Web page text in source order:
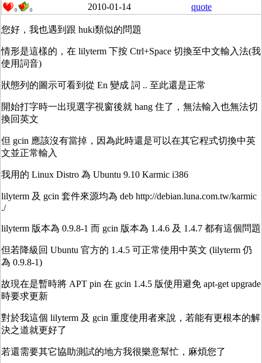
0 0 2010-01-14 quote
您好，我也遇到跟 huki類似的問題
情形是這樣的，在 lilyterm 下按 Ctrl+Space 切換至中文輸入法(我
使用詞音)
狀態列的圖示可看到從 En 變成 詞 .. 至此還是正常
開始打字時一出現選字視窗後就 hang 住了，無法輸入也無法切
換回英文
但 gcin 應該沒有當掉，因為此時還是可以在其它程式切換中英
文並正常輸入
我用的 Linux Distro 為 Ubuntu 9.10 Karmic i386
lilyterm 及 gcin 套件來源均為 deb http://debian.luna.com.tw/karmic
./
lilyterm 版本為 0.9.8-1 而 gcin 版本為 1.4.6 及 1.4.7 都有這個問題
但若降級回 Ubuntu 官方的 1.4.5 可正常使用中英文 (lilyterm 仍
為 0.9.8-1)
故現在是暫時將 APT pin 在 gcin 1.4.5 版使用避免 apt-get upgrade
時要求更新
對於我這個 lilyterm 及 gcin 重度使用者來說，若能有更根本的解
決之道就更好了
若還需要其它協助測試的地方我很樂意幫忙，麻煩您了